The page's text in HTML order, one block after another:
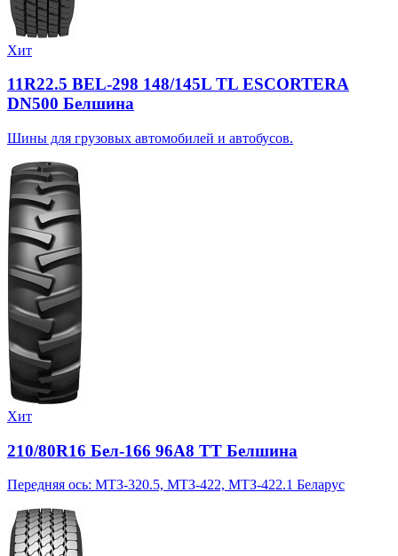
Хит
11R22.5 BEL-298 148/145L TL ESCORTERA
DN500 Белшина
Шины для грузовых автомобилей и автобусов.
Хит
210/80R16 Бел-166 96A8 TT Белшина
Передняя ось: МТЗ-320.5, МТЗ-422, МТЗ-422.1 Беларус